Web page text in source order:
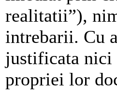
realitatii”),
intrebarii. Cu
justificata
propriei lor